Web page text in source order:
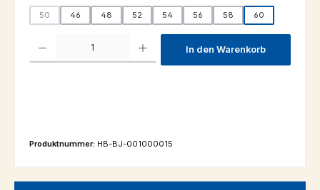
50 46 48 52 54 56 58 60
Produkt Anzahl: Gib den gewünschten Wert ein oder benutze die
In den Warenkorb
Produktnummer: HB-BJ-001000015